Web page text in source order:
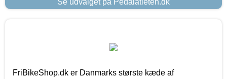
Se udvalget på Pedalatleten.dk
FriBikeShop.dk er Danmarks største kæde af